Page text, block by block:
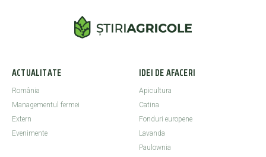
ACTUALITATE
România
Managementul fermei
Extern
Evenimente
IDEI DE AFACERI
Apicultura
Catina
Fonduri europene
Lavanda
Paulownia